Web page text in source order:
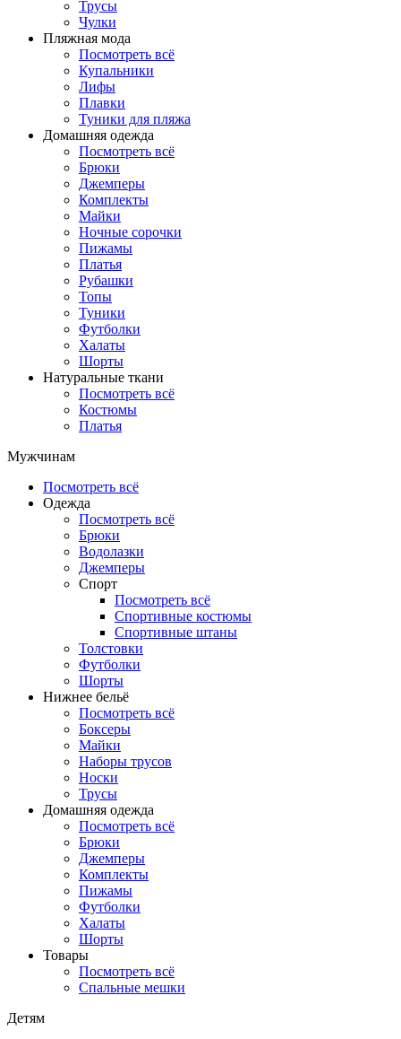
Трусы
Чулки
Пляжная мода
Посмотреть всё
Купальники
Лифы
Плавки
Туники для пляжа
Домашняя одежда
Посмотреть всё
Брюки
Джемперы
Комплекты
Майки
Ночные сорочки
Пижамы
Платья
Рубашки
Топы
Туники
Футболки
Халаты
Шорты
Натуральные ткани
Посмотреть всё
Костюмы
Платья
Мужчинам
Посмотреть всё
Одежда
Посмотреть всё
Брюки
Водолазки
Джемперы
Спорт
Посмотреть всё
Спортивные костюмы
Спортивные штаны
Толстовки
Футболки
Шорты
Нижнее бельё
Посмотреть всё
Боксеры
Майки
Наборы трусов
Носки
Трусы
Домашняя одежда
Посмотреть всё
Брюки
Джемперы
Комплекты
Пижамы
Футболки
Халаты
Шорты
Товары
Посмотреть всё
Спальные мешки
Детям